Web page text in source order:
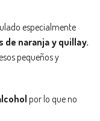
especialmente
de naranja y quillay,
pequeños y
por lo que no